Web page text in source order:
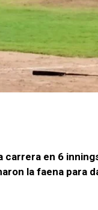
carrera en 6
la faena para